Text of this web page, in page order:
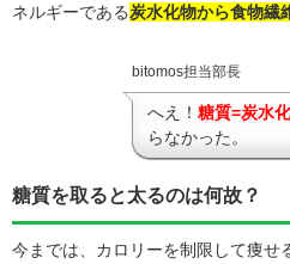
ネルギーである炭水化物から食物繊
bitomos担当部長
へえ！ 糖質=炭水
らなかった。
糖質を取ると太るのは何故？
今までは、カロリーを制限して痩せ